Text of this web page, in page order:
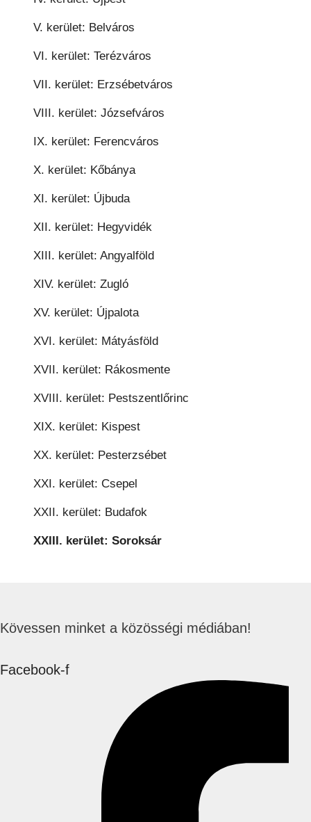
V. kerület: Belváros
VI. kerület: Terézváros
VII. kerület: Erzsébetváros
VIII. kerület: Józsefváros
IX. kerület: Ferencváros
X. kerület: Kőbánya
XI. kerület: Újbuda
XII. kerület: Hegyvidék
XIII. kerület: Angyalföld
XIV. kerület: Zugló
XV. kerület: Újpalota
XVI. kerület: Mátyásföld
XVII. kerület: Rákosmente
XVIII. kerület: Pestszentlőrinc
XIX. kerület: Kispest
XX. kerület: Pesterzsébet
XXI. kerület: Csepel
XXII. kerület: Budafok
XXIII. kerület: Soroksár
Kövessen minket a közösségi médiában!
Facebook-f